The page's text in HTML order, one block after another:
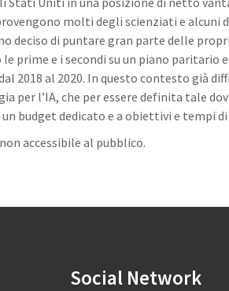
molti degli scienziati e
deciso di puntare gran parte delle
prime e i secondi su un piano
2018 al 2020. In questo contesto già
per l’IA, che per essere definita tale
budget dedicato e a obiettivi e tempi
accessibile al pubblico.
Social Network